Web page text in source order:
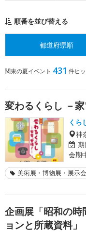
順番を並び替える
都道府県順
関東の夏イベント 431 件ヒ
変わるくらし －
くら
神
期
会期
美術展・博物展・展示会
企画展「昭和の
ョンと所蔵資料」